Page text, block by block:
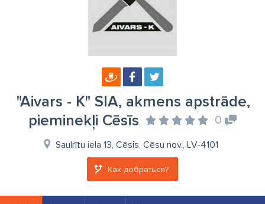
"Aivars - K" SIA, akmens apstrāde,
pieminekļi Cēsīs
0
Saulrītu iela 13, Cēsis, Cēsu nov., LV-4101
Как добраться?